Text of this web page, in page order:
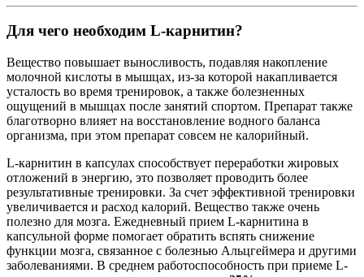
Для чего необходим L-карнитин?
Вещество повышает выносливость, подавляя накопление
молочной кислоты в мышцах, из-за которой накапливается
усталость во время тренировок, а также болезненных
ощущений в мышцах после занятий спортом. Препарат также
благотворно влияет на восстановление водного баланса
организма, при этом препарат совсем не калорийный.
L-карнитин в капсулах способствует переработки жировых
отложений в энергию, это позволяет проводить более
результативные тренировки. За счет эффективной тренировки
увеличивается и расход калорий. Вещество также очень
полезно для мозга. Ежедневный прием L-карнитина в
капсульной форме помогает обратить вспять снижение
функции мозга, связанное с болезнью Альцгеймера и другими
заболеваниями. В среднем работоспособность при приеме L-